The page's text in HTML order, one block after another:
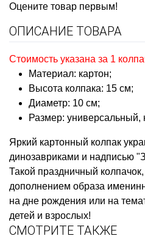
Оцените товар первым!
ОПИСАНИЕ ТОВАРА
Стоимость указана за 1
Материал: картон;
Высота колпака: 15 см;
Диаметр: 10 см;
Размер: универсальный,
Яркий картонный колпак
динозавриками и надписью
Такой праздничный
дополнением образа
на дне рождения или на
детей и взрослых!
СМОТРИТЕ ТАКЖЕ